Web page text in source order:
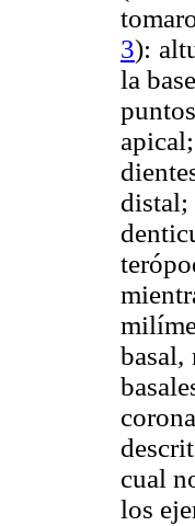
3):
la
distal;
basal,
cual
los